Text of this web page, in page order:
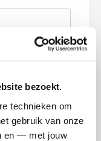
bezoekt.
technieken om
gebruik van onze
en — met jouw